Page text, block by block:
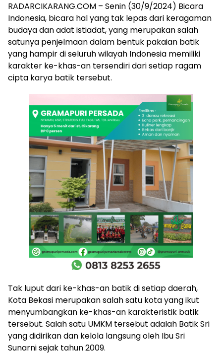
RADARCIKARANG.COM – Senin (30/9/2024) Bicara
Indonesia, bicara hal yang tak lepas dari keragaman
budaya dan adat istiadat, yang merupakan salah
satunya penjelmaan dalam bentuk pakaian batik
yang hampir di seluruh wilayah Indonesia memiliki
karakter ke-khas-an tersendiri dari setiap ragam
cipta karya batik tersebut.
Tak luput dari ke-khas-an batik di setiap daerah,
Kota Bekasi merupakan salah satu kota yang ikut
menyumbangkan ke-khas-an karakteristik batik
tersebut. Salah satu UMKM tersebut adalah Batik Sri
yang didirikan dan kelola langsung oleh Ibu Sri
Sunarni sejak tahun 2009.